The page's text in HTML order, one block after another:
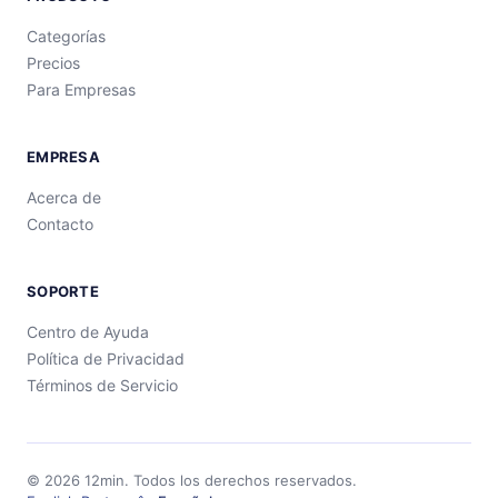
Categorías
Precios
Para Empresas
EMPRESA
Acerca de
Contacto
SOPORTE
Centro de Ayuda
Política de Privacidad
Términos de Servicio
© 2026 12min. Todos los derechos reservados.